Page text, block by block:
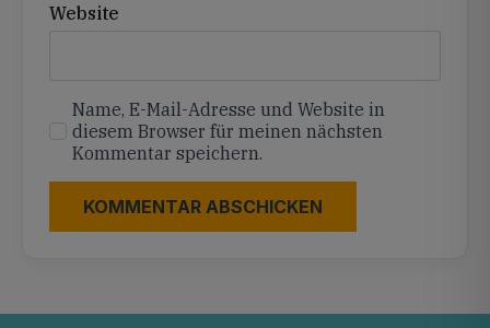
Website
Name, E-Mail-Adresse und Website in
diesem Browser für meinen nächsten
Kommentar speichern.